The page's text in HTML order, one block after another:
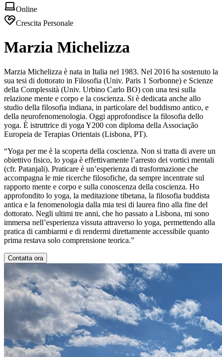
Online
Crescita Personale
Marzia Michelizza
Marzia Michelizza è nata in Italia nel 1983. Nel 2016 ha sostenuto la
sua tesi di dottorato in Filosofia (Univ. Paris 1 Sorbonne) e Scienze
della Complessità (Univ. Urbino Carlo BO) con una tesi sulla
relazione mente e corpo e la coscienza. Si è dedicata anche allo
studio della filosofia indiana, in particolare del buddismo antico, e
della neurofenomenologia. Oggi approfondisce la filosofia dello
yoga. È istruttrice di yoga Y200 con diploma della Associação
Europeia de Terapias Orientais (Lisbona, PT).
“Yoga per me è la scoperta della coscienza. Non si tratta di avere un
obiettivo fisico, lo yoga è effettivamente l’arresto dei vortici mentali
(cfr. Patanjali). Praticare è un’esperienza di trasformazione che
accompagna le mie ricerche filosofiche, da sempre incentrate sul
rapporto mente e corpo e sulla conoscenza della coscienza. Ho
approfondito lo yoga, la meditazione tibetana, la filosofia buddista
antica e la fenomenologia dalla mia tesi di laurea fino alla fine del
dottorato. Negli ultimi tre anni, che ho passato a Lisbona, mi sono
immersa nell’esperienza vissuta attraverso lo yoga, permettendo alla
pratica di cambiarmi e di rendermi direttamente accessibile quanto
prima restava solo comprensione teorica.”
Contatta ora